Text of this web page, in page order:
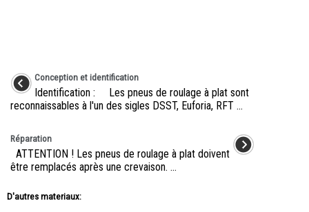
Conception et identification
Identification : Les pneus de roulage à plat sont
reconnaissables à l'un des sigles DSST, Euforia, RFT ...
Réparation
ATTENTION ! Les pneus de roulage à plat doivent
être remplacés après une crevaison. ...
D'autres materiaux: